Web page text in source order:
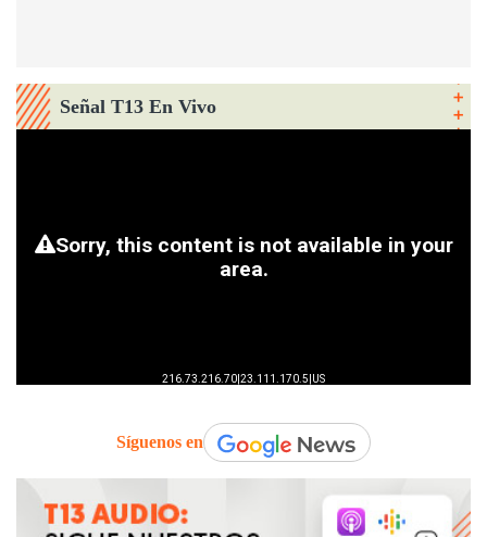
Señal T13 En Vivo
Síguenos en